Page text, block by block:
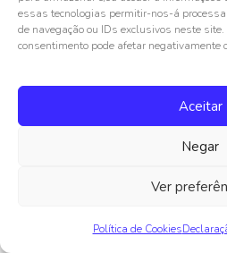
essas tecnologias permitir-nos-á
de navegação ou IDs exclusivos neste
consentimento pode afetar negativamente
Aceitar
Negar
Ver
Política de Cookies